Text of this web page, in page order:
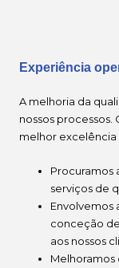
Experiência
A melhoria da
nossos processos.
melhor excelência
Procuramos
serviços de
Envolvemos
conceção
aos nossos